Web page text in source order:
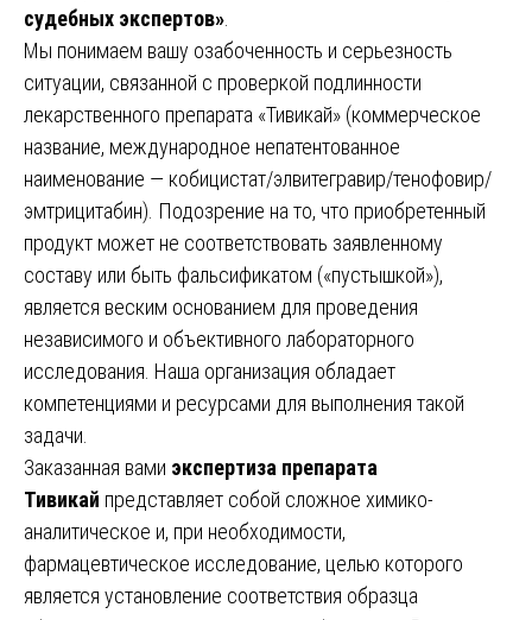
судебных экспертов»
Мы понимаем вашу озабоченность и серьезность
ситуации, связанной с проверкой подлинности
лекарственного препарата «Тивикай» (коммерческое
название, международное непатентованное
наименование — кобицистат/элвитегравир/тенофовир/
эмтрицитабин). Подозрение на то, что приобретенный
продукт может не соответствовать заявленному
составу или быть фальсификатом («пустышкой»),
является веским основанием для проведения
независимого и объективного лабораторного
исследования. Наша организация обладает
компетенциями и ресурсами для выполнения такой
задачи.
Заказанная вами экспертиза препарата
Тивикай представляет собой сложное химико-
аналитическое и, при необходимости,
фармацевтическое исследование, целью которого
является установление соответствия образца